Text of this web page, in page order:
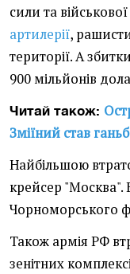
сили та
артилерії,
території. А
900 мільйонів
Читай також:
Зміїний став
Найбільшою
крейсер "Москва".
Чорноморського
Також армія РФ
зенітних